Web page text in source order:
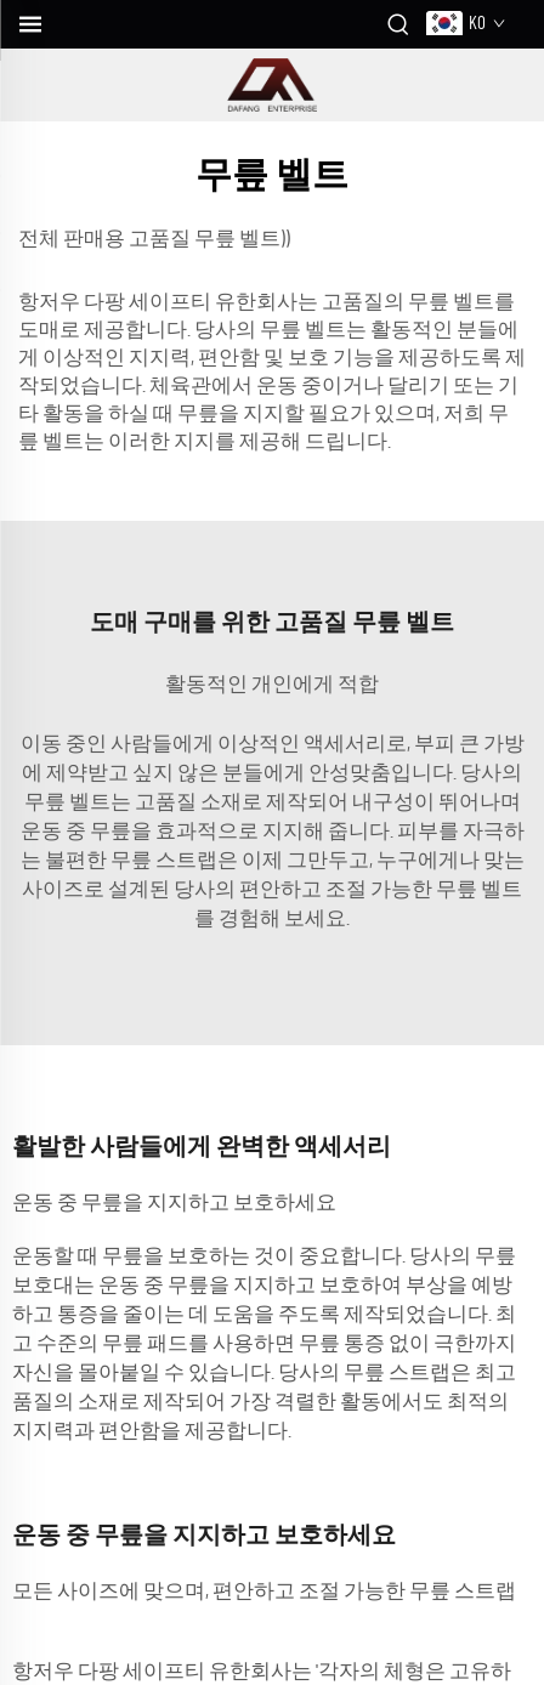
KO
무릎 벨트
전체 판매용 고품질 무릎 벨트))
항저우 다팡 세이프티 유한회사는 고품질의 무릎 벨트를
도매로 제공합니다. 당사의 무릎 벨트는 활동적인 분들에
게 이상적인 지지력, 편안함 및 보호 기능을 제공하도록 제
작되었습니다. 체육관에서 운동 중이거나 달리기 또는 기
타 활동을 하실 때 무릎을 지지할 필요가 있으며, 저희 무
릎 벨트는 이러한 지지를 제공해 드립니다.
도매 구매를 위한 고품질 무릎 벨트
활동적인 개인에게 적합
이동 중인 사람들에게 이상적인 액세서리로, 부피 큰 가방
에 제약받고 싶지 않은 분들에게 안성맞춤입니다. 당사의
무릎 벨트는 고품질 소재로 제작되어 내구성이 뛰어나며
운동 중 무릎을 효과적으로 지지해 줍니다. 피부를 자극하
는 불편한 무릎 스트랩은 이제 그만두고, 누구에게나 맞는
사이즈로 설계된 당사의 편안하고 조절 가능한 무릎 벨트
를 경험해 보세요.
활발한 사람들에게 완벽한 액세서리
운동 중 무릎을 지지하고 보호하세요
운동할 때 무릎을 보호하는 것이 중요합니다. 당사의 무릎
보호대는 운동 중 무릎을 지지하고 보호하여 부상을 예방
하고 통증을 줄이는 데 도움을 주도록 제작되었습니다. 최
고 수준의 무릎 패드를 사용하면 무릎 통증 없이 극한까지
자신을 몰아붙일 수 있습니다. 당사의 무릎 스트랩은 최고
품질의 소재로 제작되어 가장 격렬한 활동에서도 최적의
지지력과 편안함을 제공합니다.
운동 중 무릎을 지지하고 보호하세요
모든 사이즈에 맞으며, 편안하고 조절 가능한 무릎 스트랩
항저우 다팡 세이프티 유한회사는 '각자의 체형은 고유하